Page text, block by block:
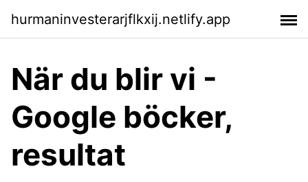
hurmaninvesterarjflkxij.netlify.app
När du blir vi -
Google böcker,
resultat